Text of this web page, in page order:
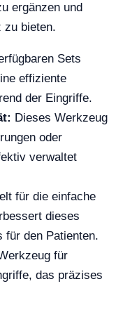
ergänzen und
zu bieten.
Sets
effiziente
der Eingriffe.
Dieses Werkzeug
oder
verwaltet
für die einfache
dieses
für den Patienten.
für
das präzises